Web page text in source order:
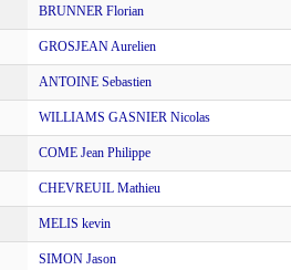
BRUNNER Florian
GROSJEAN Aurelien
ANTOINE Sebastien
WILLIAMS GASNIER Nicolas
COME Jean Philippe
CHEVREUIL Mathieu
MELIS kevin
SIMON Jason